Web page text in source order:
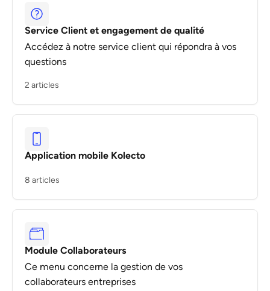
Service Client et engagement de qualité
Accédez à notre service client qui répondra à vos
questions
2 articles
Application mobile Kolecto
8 articles
Module Collaborateurs
Ce menu concerne la gestion de vos
collaborateurs entreprises